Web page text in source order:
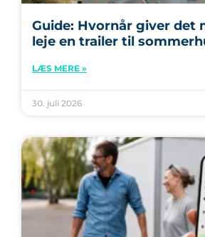
Guide: Hvornår giver det
leje en trailer til
LÆS MERE »
30. juli 2026